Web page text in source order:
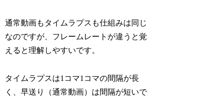
通常動画もタイムラプスも仕組みは同じ
なのですが、 フレームレートが違う と覚
えると理解しやすいです。
タイムラプスは1コマ1コマの間隔が長
く、早送り（通常動画）は間隔が短いで